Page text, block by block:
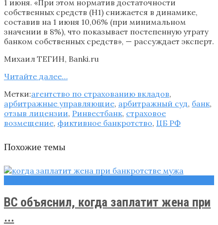
1 июня. «При этом норматив достаточности
собственных средств (Н1) снижается в динамике,
составив на 1 июня 10,06% (при минимальном
значении в 8%), что показывает постепенную утрату
банком собственных средств», — рассуждает эксперт.
Михаил ТЕГИН, Banki.ru
Читайте далее…
Метки:агентство по страхованию вкладов,
арбитражные управляющие, арбитражный суд, банк,
отзыв лицензии, Ринвестбанк, страховое
возмещение, фиктивное банкротство, ЦБ РФ
Похожие темы
ВС объяснил, когда заплатит жена при
...